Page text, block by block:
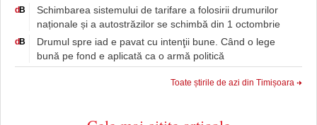
d B
Schimbarea sistemului de tarifare a folosirii drumurilor
naționale și a autostrăzilor se schimbă din 1 octombrie
d B
Drumul spre iad e pavat cu intenţii bune. Când o lege
bună pe fond e aplicată ca o armă politică
Toate știrile de azi din Timișoara